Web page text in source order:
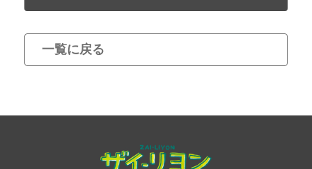
一覧に戻る